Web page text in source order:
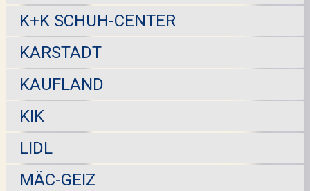
K+K SCHUH-CENTER
KARSTADT
KAUFLAND
KIK
LIDL
MÄC-GEIZ